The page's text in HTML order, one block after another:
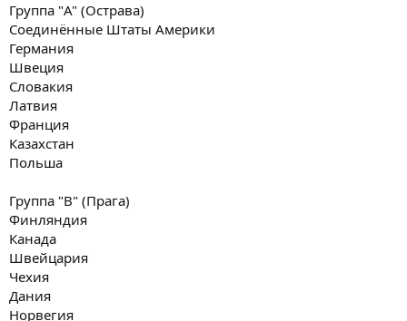
Группа "A" (Острава)
Соединённые Штаты Америки
Германия
Швеция
Словакия
Латвия
Франция
Казахстан
Польша
Группа "B" (Прага)
Финляндия
Канада
Швейцария
Чехия
Дания
Норвегия